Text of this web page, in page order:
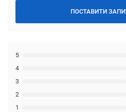
ПОСТАВИТИ
1
2
3
4
5